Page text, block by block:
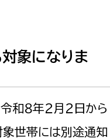
象になりま
和８年２月２日から
象世帯には別途通知